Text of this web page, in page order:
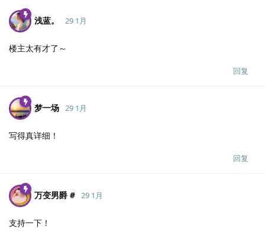
浅蓝。 29 1月
楼主太有才了～
回复
梦一场 29 1月
写得真详细！
回复
万变男爵 # 29 1月
支持一下！